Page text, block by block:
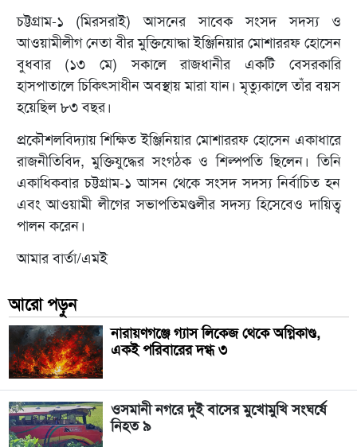
চট্টগ্রাম-১ (মিরসরাই) আসনের সাবেক সংসদ সদস্য ও
আওয়ামীলীগ নেতা বীর মুক্তিযোদ্ধা ইঞ্জিনিয়ার মোশাররফ হোসেন
বুধবার (১৩ মে) সকালে রাজধানীর একটি বেসরকারি
হাসপাতালে চিকিৎসাধীন অবস্থায় মারা যান। মৃত্যুকালে তাঁর বয়স
হয়েছিল ৮৩ বছর।
প্রকৌশলবিদ্যায় শিক্ষিত ইঞ্জিনিয়ার মোশাররফ হোসেন একাধারে
রাজনীতিবিদ, মুক্তিযুদ্ধের সংগঠক ও শিল্পপতি ছিলেন। তিনি
একাধিকবার চট্টগ্রাম-১ আসন থেকে সংসদ সদস্য নির্বাচিত হন
এবং আওয়ামী লীগের সভাপতিমণ্ডলীর সদস্য হিসেবেও দায়িত্ব
পালন করেন।
আমার বার্তা/এমই
আরো পড়ুন
নারায়ণগঞ্জে গ্যাস লিকেজ থেকে অগ্নিকাণ্ড,
একই পরিবারের দগ্ধ ৩
ওসমানী নগরে দুই বাসের মুখোমুখি সংঘর্ষে
নিহত ৯